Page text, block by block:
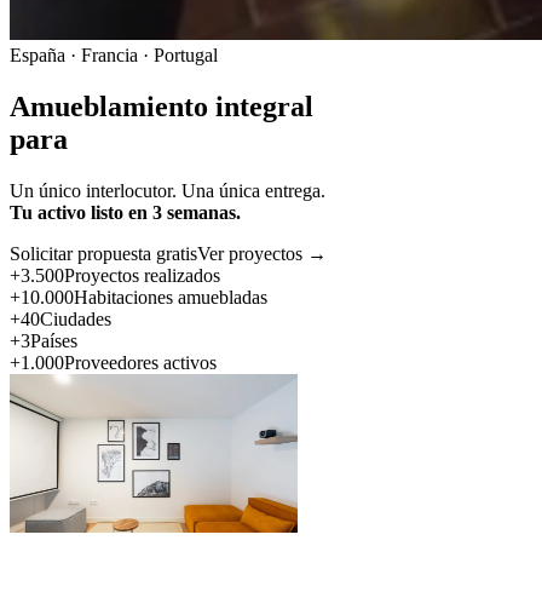
España · Francia · Portugal
Amueblamiento integral
para
Un único interlocutor. Una única entrega.
Tu activo listo en 3 semanas.
Solicitar propuesta gratisVer proyectos →
+3.500Proyectos realizados
+10.000Habitaciones amuebladas
+40Ciudades
+3Países
+1.000Proveedores activos